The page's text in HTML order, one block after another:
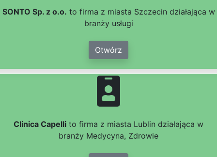
SONTO Sp. z o.o. to firma z miasta Szczecin działająca w
branży usługi
Otwórz
Clinica Capelli to firma z miasta Lublin działająca w
branży Medycyna, Zdrowie